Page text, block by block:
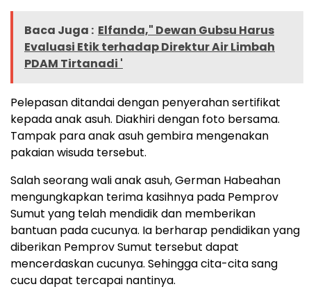
Baca Juga : Elfanda," Dewan Gubsu Harus
Evaluasi Etik terhadap Direktur Air Limbah
PDAM Tirtanadi '
Pelepasan ditandai dengan penyerahan sertifikat
kepada anak asuh. Diakhiri dengan foto bersama.
Tampak para anak asuh gembira mengenakan
pakaian wisuda tersebut.
Salah seorang wali anak asuh, German Habeahan
mengungkapkan terima kasihnya pada Pemprov
Sumut yang telah mendidik dan memberikan
bantuan pada cucunya. Ia berharap pendidikan yang
diberikan Pemprov Sumut tersebut dapat
mencerdaskan cucunya. Sehingga cita-cita sang
cucu dapat tercapai nantinya.